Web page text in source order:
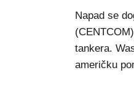
Napad se
tankera.
američku